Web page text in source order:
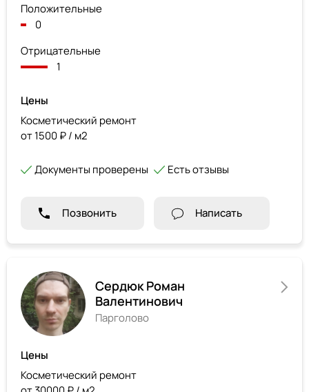
Положительные
0
Отрицательные
1
Цены
Косметический ремонт
от 1500 ₽ / м2
Документы проверены Есть отзывы
Позвонить Написать
Сердюк Роман
Валентинович
Парголово
Цены
Косметический ремонт